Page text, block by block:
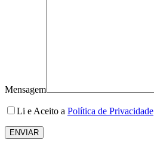
Mensagem
Li e Aceito a Política de Privacidade